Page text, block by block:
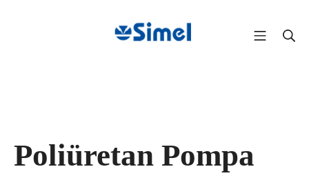
Poliüretan Pompa